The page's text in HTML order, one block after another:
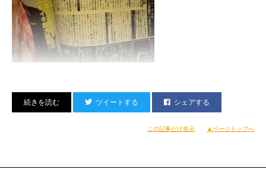
よ・ろ・し・く！
ツイートする シェアする
この記事だけ表示 ▲ページトップへ